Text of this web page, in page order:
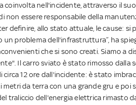
coinvolta nell'incidente, attraverso il suo
non essere responsabile della
definire, allo stato attuale, le cause: si
problema dell'infrastruttura”, ha
che si sono creati. Siamo a
Il carro sviato è stato rimosso dalla
circa 12 ore dall'incidente: è stato
metri da terra con una grande gru e poi
traliccio dell'energia elettrica rimasto